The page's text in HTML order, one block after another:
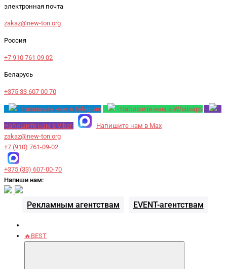
электронная почта
zakaz@new-ton.org
Россия
+7 910 761 09 02
Беларусь
+375 33 607 00 70
Напишите нам в Telegram Напишите нам в Whatsapp
Напишите нам в Viber
Напишите нам в Max
zakaz@new-ton.org
+7 (910) 761-09-02
+375 (33) 607-00-70
Напиши нам:
Рекламным агентствам EVENT-агентствам
🔥BEST